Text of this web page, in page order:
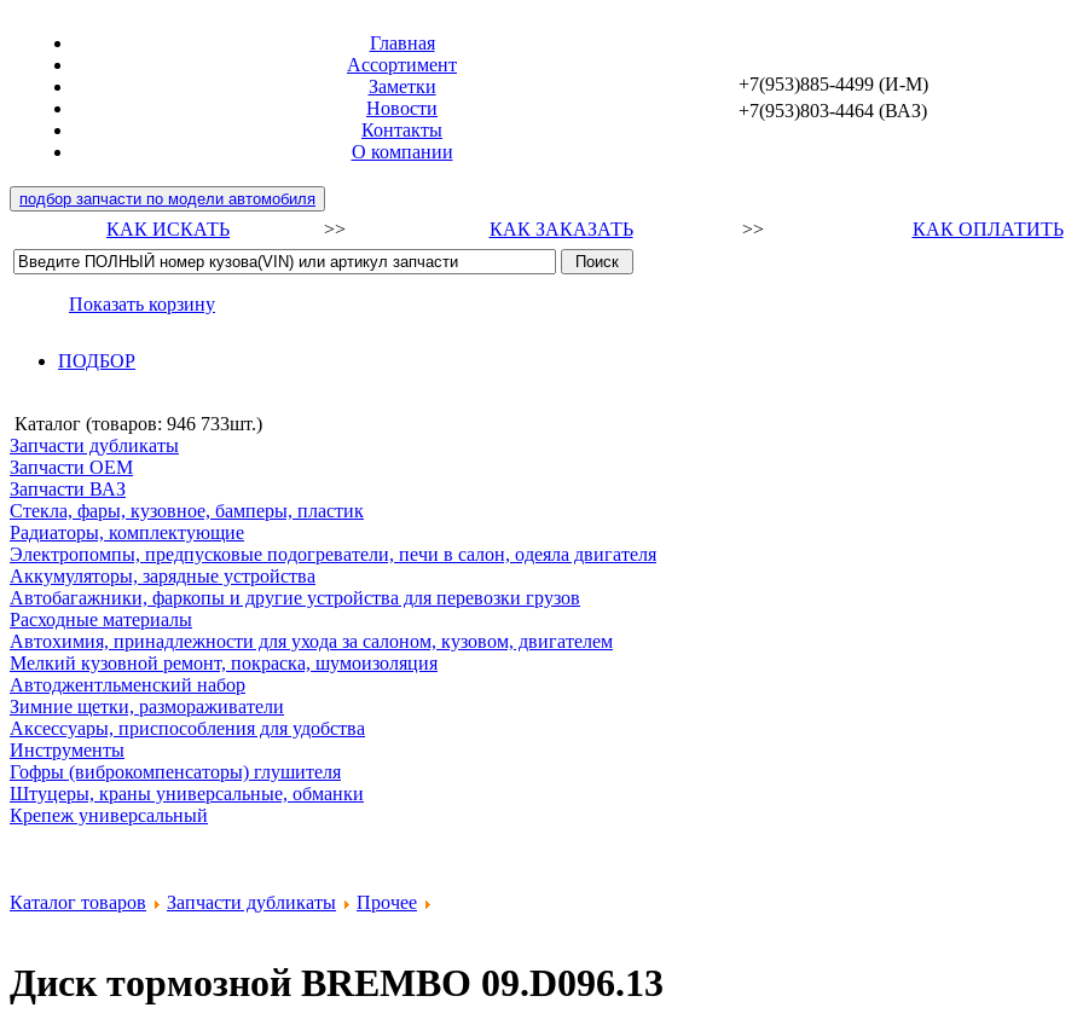
Главная
Ассортимент
Заметки
Новости
Контакты
О компании
+7(953)885-4499 (И-М)
+7(953)803-4464 (ВАЗ)
подбор запчасти по модели автомобиля
КАК ИСКАТЬ >> КАК ЗАКАЗАТЬ >> КАК ОПЛАТИТЬ
Показать корзину
ПОДБОР
Каталог (товаров: 946 733шт.)
Запчасти дубликаты
Запчасти ОЕМ
Запчасти ВАЗ
Стекла, фары, кузовное, бамперы, пластик
Радиаторы, комплектующие
Электропомпы, предпусковые подогреватели, печи в салон, одеяла двигателя
Аккумуляторы, зарядные устройства
Автобагажники, фаркопы и другие устройства для перевозки грузов
Расходные материалы
Автохимия, принадлежности для ухода за салоном, кузовом, двигателем
Мелкий кузовной ремонт, покраска, шумоизоляция
Автоджентльменский набор
Зимние щетки, размораживатели
Аксессуары, приспособления для удобства
Инструменты
Гофры (виброкомпенсаторы) глушителя
Штуцеры, краны универсальные, обманки
Крепеж универсальный
Каталог товаров Запчасти дубликаты Прочее
Диск тормозной BREMBO 09.D096.13